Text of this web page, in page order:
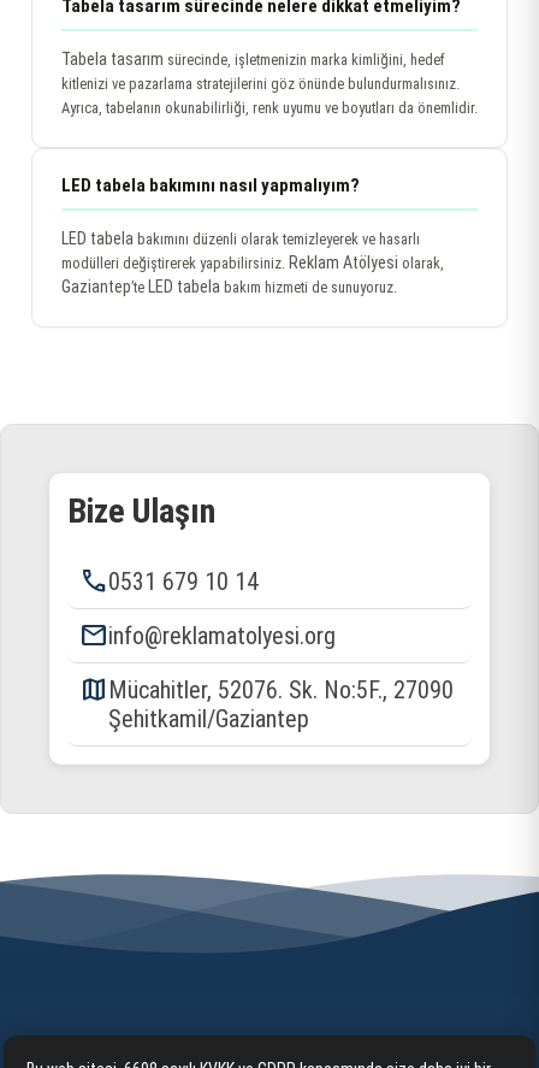
Tabela tasarım sürecinde nelere dikkat etmeliyim?
Tabela tasarım sürecinde, işletmenizin marka kimliğini, hedef
kitlenizi ve pazarlama stratejilerini göz önünde bulundurmalısınız.
Ayrıca, tabelanın okunabilirliği, renk uyumu ve boyutları da önemlidir.
LED tabela bakımını nasıl yapmalıyım?
LED tabela bakımını düzenli olarak temizleyerek ve hasarlı
modülleri değiştirerek yapabilirsiniz. Reklam Atölyesi olarak,
Gaziantep’te LED tabela bakım hizmeti de sunuyoruz.
Bize Ulaşın
phone0531 679 10 14
emailinfo@reklamatolyesi.org
map Mücahitler, 52076. Sk. No:5F., 27090
Şehitkamil/Gaziantep